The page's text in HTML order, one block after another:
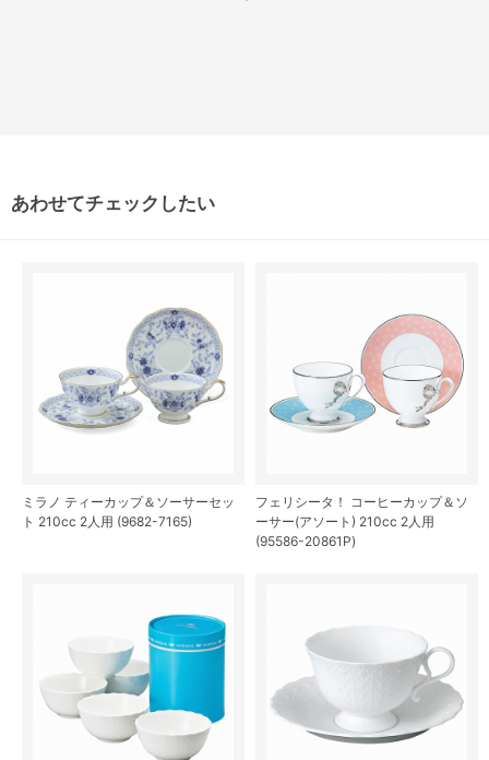
あわせてチェックしたい
ミラノ ティーカップ＆ソーサーセッ
ト 210cc 2人用 (9682-7165)
フェリシータ！ コーヒーカップ＆ソ
ーサー(アソート) 210cc 2人用
(95586-20861P)